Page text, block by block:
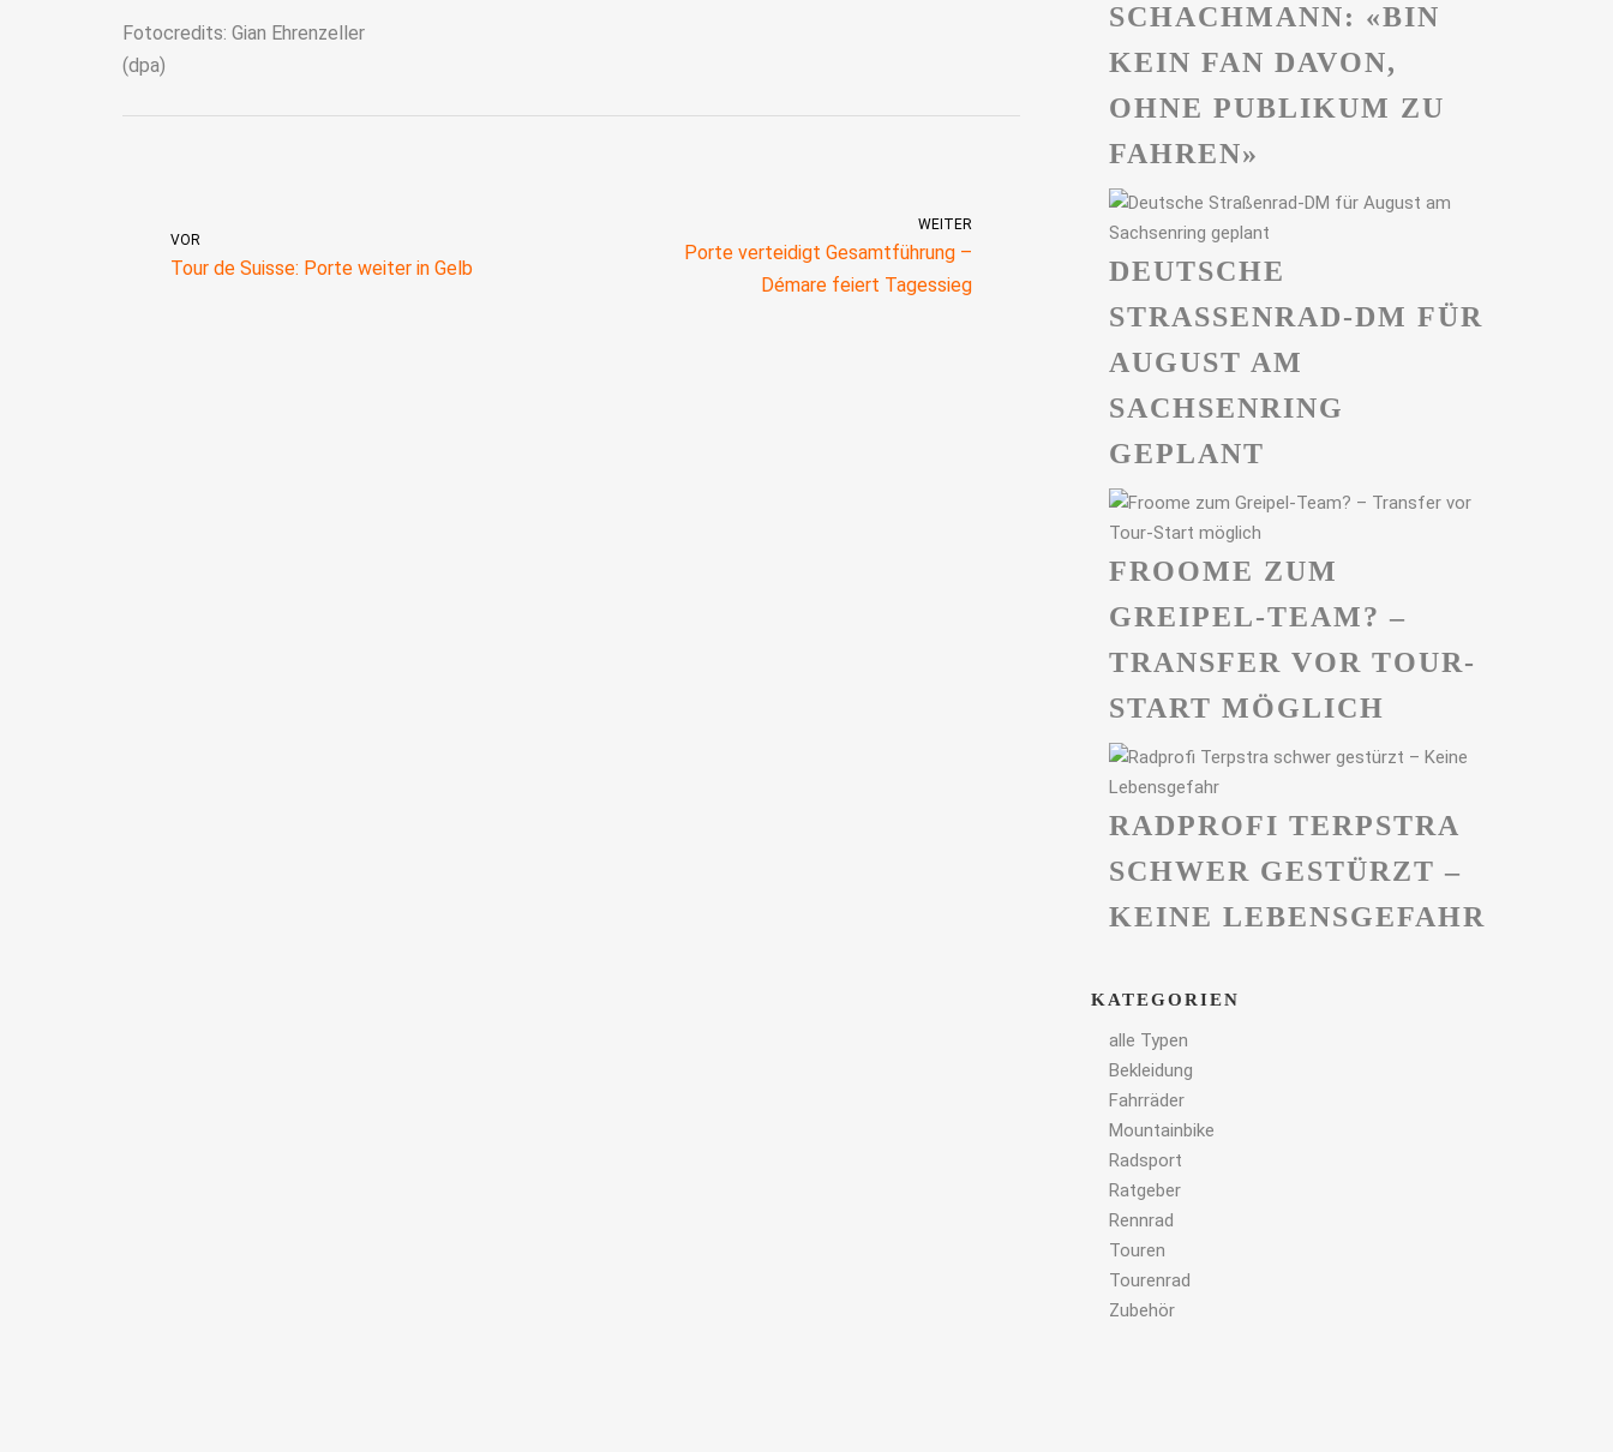
Fotocredits: Gian Ehrenzeller
(dpa)
VOR
Tour de Suisse: Porte weiter in Gelb
WEITER
Porte verteidigt Gesamtführung –
Démare feiert Tagessieg
SCHACHMANN: «BIN
KEIN FAN DAVON,
OHNE PUBLIKUM ZU
FAHREN»
DEUTSCHE
STRASSENRAD-DM FÜR A
UGUST AM S
ACHSENRING G
EPLANT
FROOME ZUM
GREIPEL-TEAM? –
TRANSFER VOR TOUR-
START MÖGLICH
RADPROFI TERPSTRA
SCHWER GESTÜRZT –
KEINE LEBENSGEFAHR
KATEGORIEN
alle Typen
Bekleidung
Fahrräder
Mountainbike
Radsport
Ratgeber
Rennrad
Touren
Tourenrad
Zubehör